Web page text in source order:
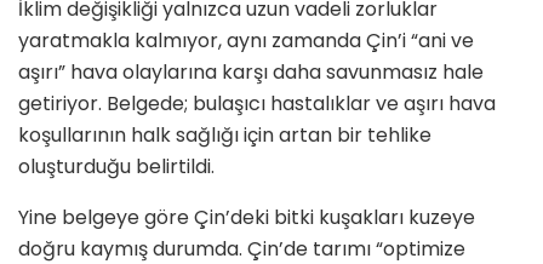
İklim değişikliği yalnızca uzun vadeli zorluklar
yaratmakla kalmıyor, aynı zamanda Çin’i “ani ve
aşırı” hava olaylarına karşı daha savunmasız hale
getiriyor. Belgede; bulaşıcı hastalıklar ve aşırı hava
koşullarının halk sağlığı için artan bir tehlike
oluşturduğu belirtildi.
Yine belgeye göre Çin’deki bitki kuşakları kuzeye
doğru kaymış durumda. Çin’de tarımı “optimize